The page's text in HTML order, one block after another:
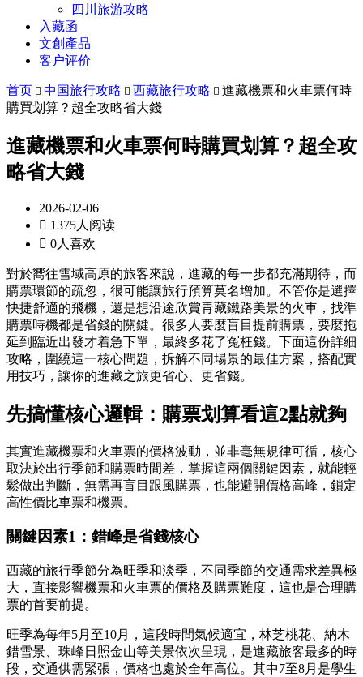
四川旅游攻略
入藏函
文創產品
客户评价
首页  中国旅行攻略  西藏旅行攻略  進藏機票和火車票何時
購買划算？超全攻略省大錢
進藏機票和火車票何時購買划算？超全攻
略省大錢
2026-02-06
 1375人阅读
 0人喜欢
對於嚮往雪域高原的旅客來說，進藏的每一步都充滿期待，而
購票環節的疏忽，很可能讓旅行預算莫名增加。不管你是選擇
快捷舒適的飛機，還是想沿途欣賞青藏鐵路美景的火車，找準
購票時機都是省錢的關鍵。很多人要麼盲目提前購票，要麼拖
延到臨近出發才着急下單，最終多花了冤枉錢。下面這份詳細
攻略，圍繞這一核心問題，拆解不同場景的最佳方案，搭配實
用技巧，讓你的進藏之旅更省心、更省錢。
先搞懂核心邏輯：購票划算看這2點就夠
其實進藏機票和火車票的價格波動，並非毫無規律可循，核心
取決於出行季節和購票時間差，掌握這兩個關鍵因素，就能輕
鬆做出判斷，無需再盲目跟風購票，也能避開價格高峰，鎖定
高性價比車票和機票。
關鍵因素1：錯峰是省錢核心
西藏的旅行季節分為旺季和淡季，不同季節的交通需求差異極
大，直接影響機票和火車票的價格及購票難度，這也是合理購
票的首要前提。
旺季為每年5月至10月，這段時間氣候適宜，林芝桃花、納木
錯雪景、珠峰日照金山等美景依次呈現，是進藏旅客最多的時
段，交通供需緊張，價格也處於全年高位。其中7至8月是學生